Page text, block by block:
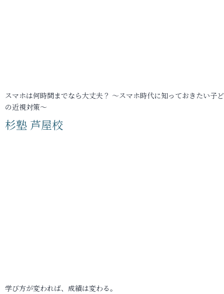
スマホは何時間までなら大丈夫？ ～スマホ時代に知っておきたい子
の近視対策～
杉塾 芦屋校
学び方が変われば、成績は変わる。